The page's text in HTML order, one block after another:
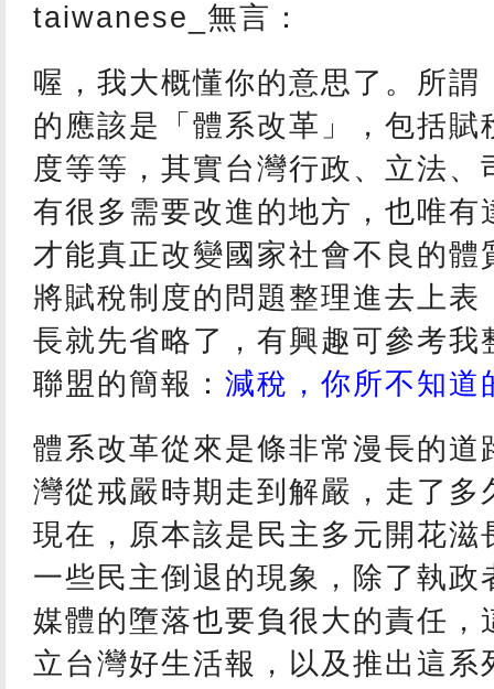
taiwanese_無言：
喔，我大概懂你的意思了。所謂
的應該是「體系改革」，包括賦
度等等，其實台灣行政、立法、
有很多需要改進的地方，也唯有
才能真正改變國家社會不良的體
將賦稅制度的問題整理進去上表
長就先省略了，有興趣可參考我
聯盟的簡報： 減稅，你所不知道
體系改革從來是條非常漫長的道
灣從戒嚴時期走到解嚴，走了多
現在，原本該是民主多元開花滋
一些民主倒退的現象，除了執政
媒體的墮落也要負很大的責任，
立台灣好生活報，以及推出這系